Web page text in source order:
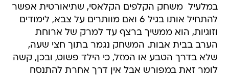
במלעיל  משחק הקלפים הקלאסי, שתיאורטית אפשר
להתחיל אותו בגיל 6 ואם מוותרים על צבא, לימודים
וזוגיות, הוא ממשיך ברצף עד למרק של ארוחת
הערב בבית אבות. המשחק נגמר בתוך חצי שעה,
שלא בדרך הטבע או המזל, כי הילד פשוט, ובכן, קשה
לומר זאת במפורש אבל אין דרך אחרת להתנסח 